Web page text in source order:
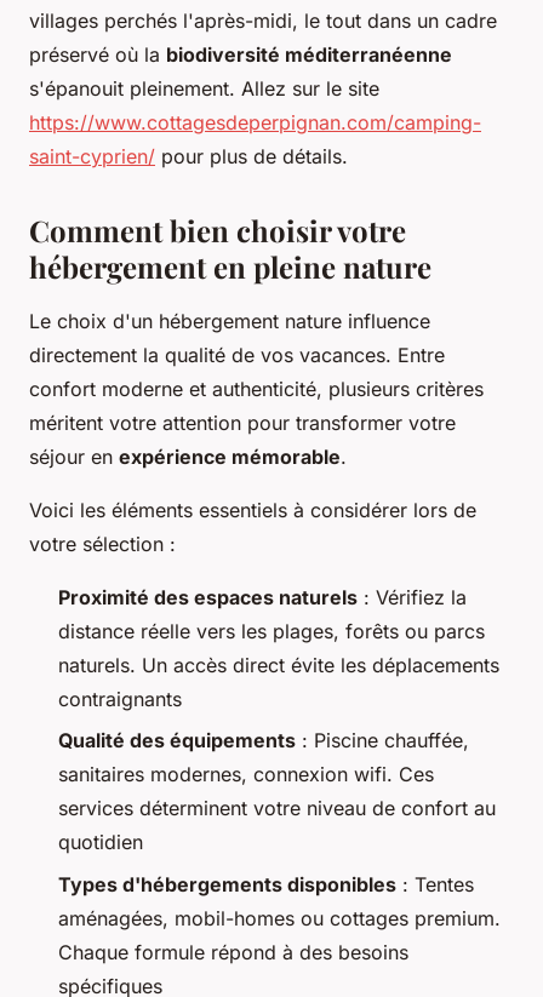
villages perchés l'après-midi, le tout dans un cadre
préservé où la biodiversité méditerranéenne
s'épanouit pleinement. Allez sur le site
https://www.cottagesdeperpignan.com/camping-
saint-cyprien/ pour plus de détails.
Comment bien choisir votre
hébergement en pleine nature
Le choix d'un hébergement nature influence
directement la qualité de vos vacances. Entre
confort moderne et authenticité, plusieurs critères
méritent votre attention pour transformer votre
séjour en expérience mémorable.
Voici les éléments essentiels à considérer lors de
votre sélection :
Proximité des espaces naturels : Vérifiez la
distance réelle vers les plages, forêts ou parcs
naturels. Un accès direct évite les déplacements
contraignants
Qualité des équipements : Piscine chauffée,
sanitaires modernes, connexion wifi. Ces
services déterminent votre niveau de confort au
quotidien
Types d'hébergements disponibles : Tentes
aménagées, mobil-homes ou cottages premium.
Chaque formule répond à des besoins
spécifiques